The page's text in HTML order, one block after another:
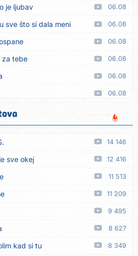
je ljubav 06.08
sve što si dala meni 06.08
06.08
za tebe 06.08
06.08
06.08
moći
toči (Nazdravlje) 06.08
06.08
ni lipo ko doma 06.08
ća 06.08
06.08
06.08
06.08
06.08
14 146
sve okej 12 416
11 513
11 209
9 495
8 627
kad si tu 8 349